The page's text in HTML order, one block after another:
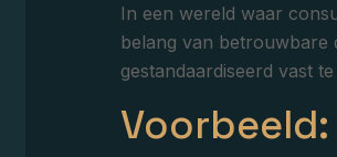
In een wereld waar
belang van betrouwbare
gestandaardiseerd vast